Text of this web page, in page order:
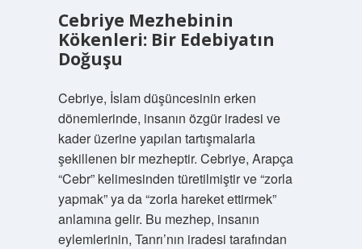
Cebriye Mezhebinin
Kökenleri: Bir Edebiyatın
Doğuşu
Cebriye, İslam düşüncesinin erken
dönemlerinde, insanın özgür iradesi ve
kader üzerine yapılan tartışmalarla
şekillenen bir mezheptir. Cebriye, Arapça
“Cebr” kelimesinden türetilmiştir ve “zorla
yapmak” ya da “zorla hareket ettirmek”
anlamına gelir. Bu mezhep, insanın
eylemlerinin, Tanrı’nın iradesi tarafından